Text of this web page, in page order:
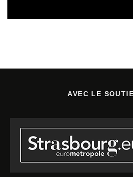
AVEC LE